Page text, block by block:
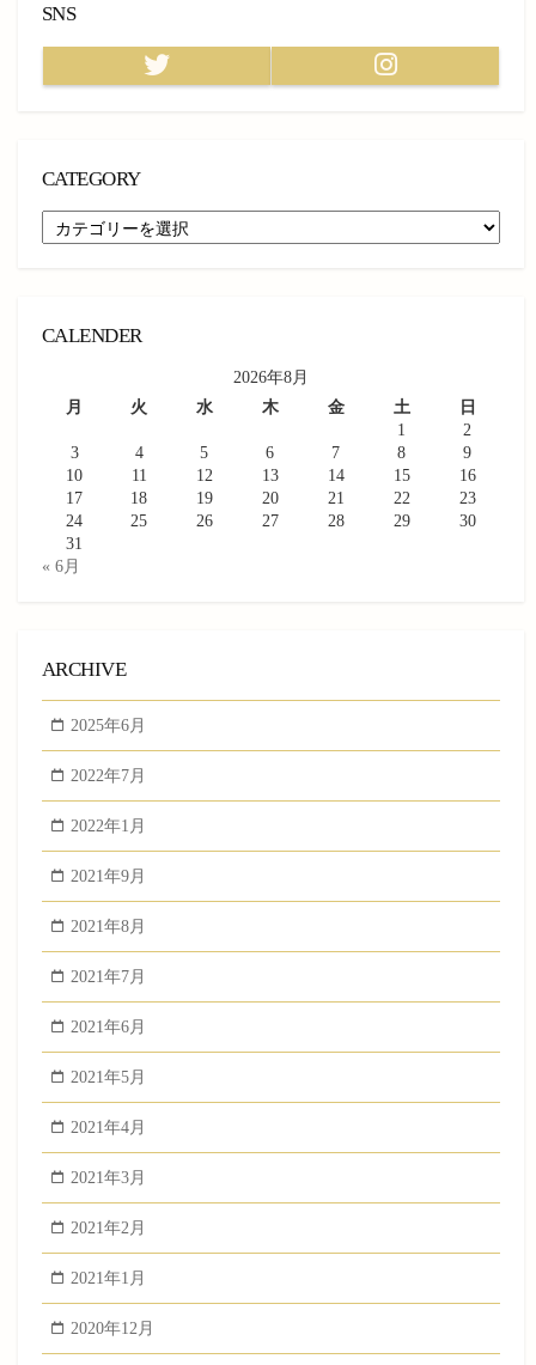
SNS
Twitter Instagram
CATEGORY
CATEGORY
CALENDER
2026年8月
月
火 水 木 金 土
日
1
2
3
4 5 6 7 8
9
10
11 12 13 14 15
16
17
18 19 20 21 22
23
24
25 26 27 28 29
30
31
« 6月
ARCHIVE
2025年6月
2022年7月
2022年1月
2021年9月
2021年8月
2021年7月
2021年6月
2021年5月
2021年4月
2021年3月
2021年2月
2021年1月
2020年12月